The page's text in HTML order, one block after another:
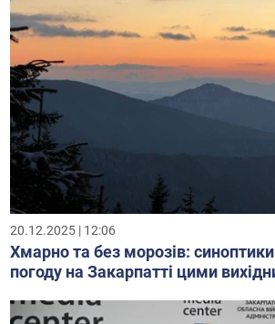
20.12.2025 | 12:06
Хмарно та без морозів:
погоду на Закарпатті цими